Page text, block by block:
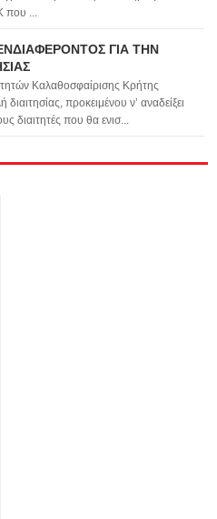
που ...
ΓΙΑ ΤΗΝ
Καλαθοσφαίρισης Κρήτης
διαιτησίας, προκειμένου ν’ αναδείξει
διαιτητές που θα ενισ...